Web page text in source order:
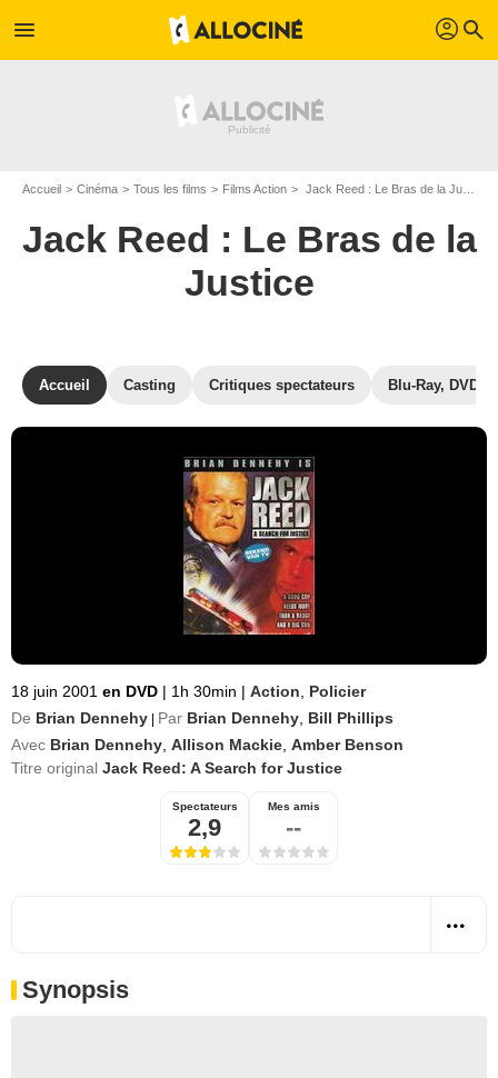
menu profil search
Accueil Cinéma Tous les films Films Action Jack Reed : Le Bras de la Justice de Brian Dennehy
Jack Reed : Le Bras de la
Justice
Accueil Casting Critiques spectateurs Blu-Ray, DVD
18 juin 2001 en DVD | 1h 30min | Action
Policier
De Brian Dennehy Par Brian Dennehy Bill Phillips
Avec Brian Dennehy Allison Mackie Amber Benson
Titre original Jack Reed: A Search for Justice
Spectateurs
2,9
Mes amis
--
Synopsis